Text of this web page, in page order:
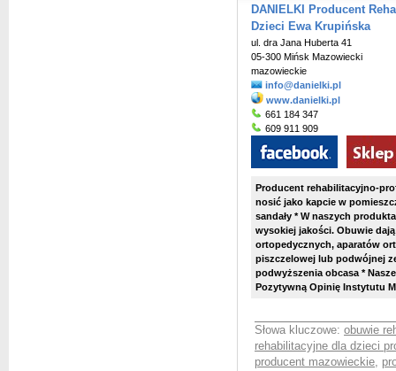
DANIELKI Producent
Dzieci Ewa Krupińska
ul. dra Jana Huberta 41
05-300 Mińsk Mazowiecki
mazowieckie
info@danielki.pl
www.danielki.pl
661 184 347
609 911 909
Producent rehabilitacyjno-
nosić jako kapcie w
sandały * W naszych
wysokiej jakości. Obuwie
ortopedycznych, aparatów
piszczelowej lub podwójnej
podwyższenia obcasa *
Pozytywną Opinię Instytutu
Słowa kluczowe: obuwie
rehabilitacyjne dla dzieci
producent mazowieckie,